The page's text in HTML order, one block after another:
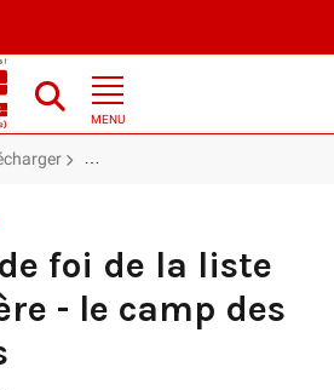
MENU
Profession de foi de la liste Lutte
foi de la liste
- le camp des